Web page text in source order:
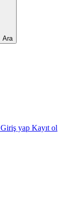
Ara
Giriş yap Kayıt ol